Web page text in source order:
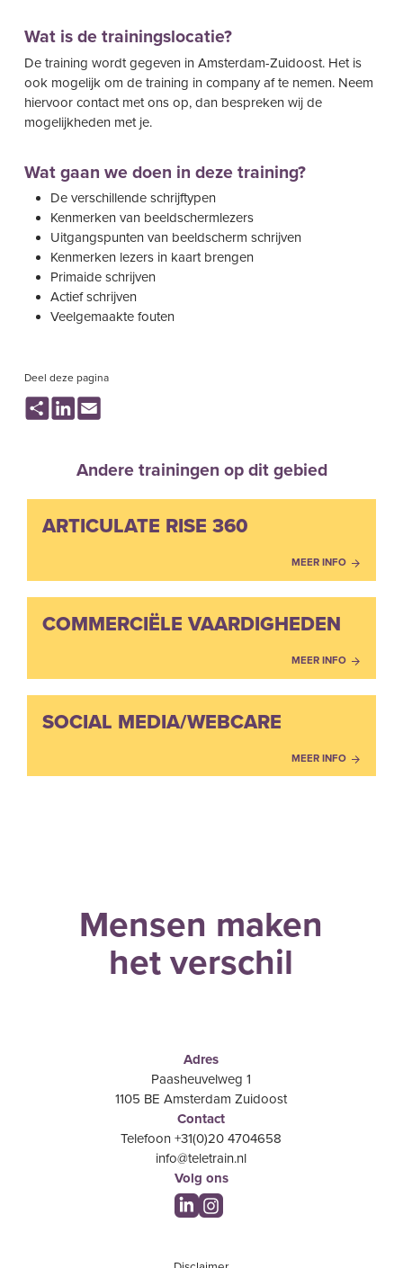
Wat is de trainingslocatie?
De training wordt gegeven in Amsterdam-Zuidoost. Het is
ook mogelijk om de training in company af te nemen. Neem
hiervoor contact met ons op, dan bespreken wij de
mogelijkheden met je.
Wat gaan we doen in deze training?
De verschillende schrijftypen
Kenmerken van beeldschermlezers
Uitgangspunten van beeldscherm schrijven
Kenmerken lezers in kaart brengen
Primaide schrijven
Actief schrijven
Veelgemaakte fouten
Deel deze pagina
ShareLinkedIn
Andere trainingen op dit gebied
ARTICULATE RISE 360
MEER INFO
COMMERCIËLE VAARDIGHEDEN
MEER INFO
SOCIAL MEDIA/WEBCARE
MEER INFO
Mensen maken
het verschil
Adres
Paasheuvelweg 1
1105 BE Amsterdam Zuidoost
Contact
Telefoon +31(0)20 4704658
info@teletrain.nl
Volg ons